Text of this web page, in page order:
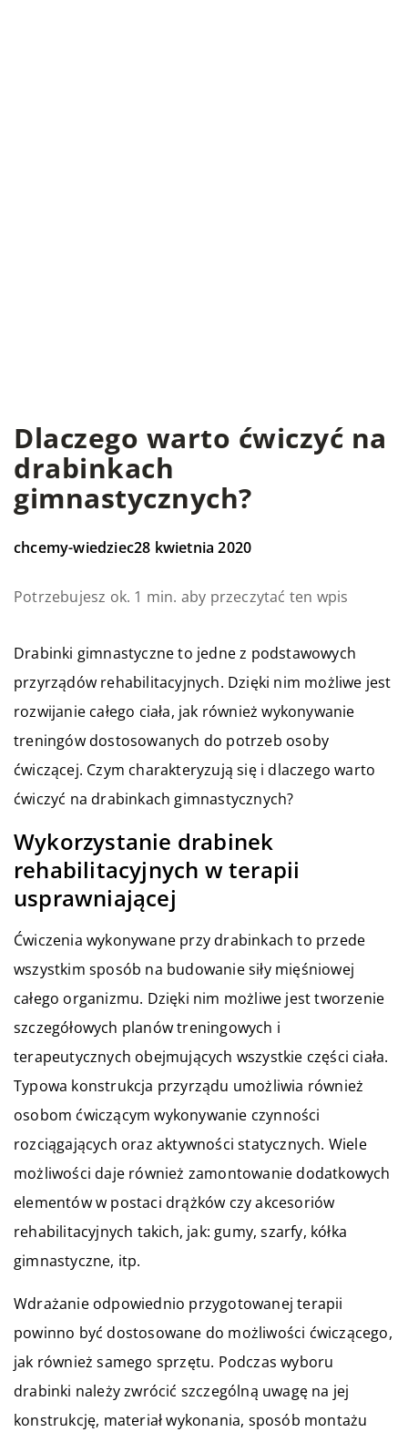
Dlaczego warto ćwiczyć na
drabinkach
gimnastycznych?
chcemy-wiedziec28 kwietnia 2020
Potrzebujesz ok. 1 min. aby przeczytać ten wpis
Drabinki gimnastyczne to jedne z podstawowych
przyrządów rehabilitacyjnych. Dzięki nim możliwe jest
rozwijanie całego ciała, jak również wykonywanie
treningów dostosowanych do potrzeb osoby
ćwiczącej. Czym charakteryzują się i dlaczego warto
ćwiczyć na drabinkach gimnastycznych?
Wykorzystanie drabinek
rehabilitacyjnych w terapii
usprawniającej
Ćwiczenia wykonywane przy drabinkach to przede
wszystkim sposób na budowanie siły mięśniowej
całego organizmu. Dzięki nim możliwe jest tworzenie
szczegółowych planów treningowych i
terapeutycznych obejmujących wszystkie części ciała.
Typowa konstrukcja przyrządu umożliwia również
osobom ćwiczącym wykonywanie czynności
rozciągających oraz aktywności statycznych. Wiele
możliwości daje również zamontowanie dodatkowych
elementów w postaci drążków czy akcesoriów
rehabilitacyjnych takich, jak: gumy, szarfy, kółka
gimnastyczne, itp.
Wdrażanie odpowiednio przygotowanej terapii
powinno być dostosowane do możliwości ćwiczącego,
jak również samego sprzętu. Podczas wyboru
drabinki należy zwrócić szczególną uwagę na jej
konstrukcję, materiał wykonania, sposób montażu